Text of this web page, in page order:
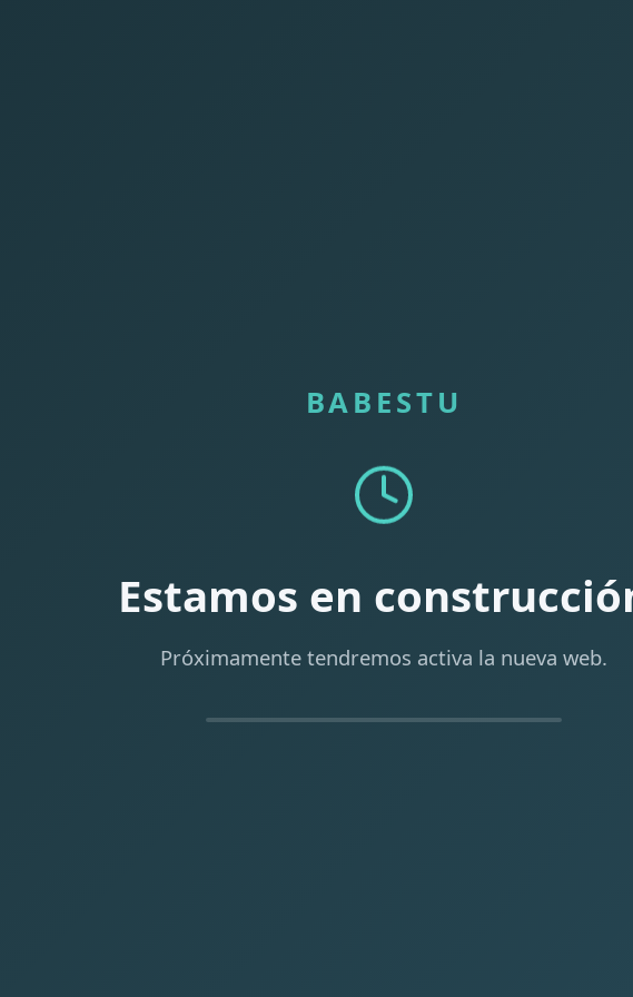
BABESTU
Estamos en
Próximamente tendremos activa la nueva web.